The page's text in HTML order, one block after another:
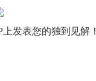
发表您的独到见解！